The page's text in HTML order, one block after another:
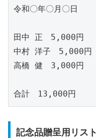
令和〇年〇月〇日
田中 正　5,000円
中村 洋子　5,000円
高橋 健　3,000円
記念品贈呈用リス